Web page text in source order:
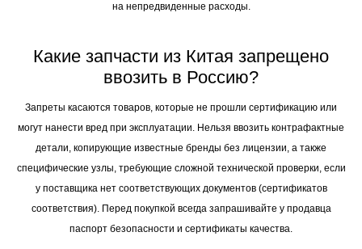
на непредвиденные расходы.
Какие запчасти из Китая запрещено
ввозить в Россию?
Запреты касаются товаров, которые не прошли сертификацию или
могут нанести вред при эксплуатации. Нельзя ввозить контрафактные
детали, копирующие известные бренды без лицензии, а также
специфические узлы, требующие сложной технической проверки, если
у поставщика нет соответствующих документов (сертификатов
соответствия). Перед покупкой всегда запрашивайте у продавца
паспорт безопасности и сертификаты качества.